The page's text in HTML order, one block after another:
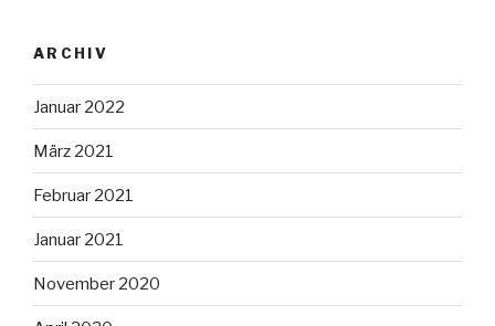
ARCHIV
Januar 2022
März 2021
Februar 2021
Januar 2021
November 2020